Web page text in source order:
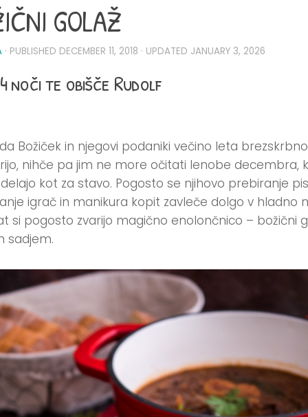
GOLAŽ
· PUBLISHED DECEMBER 11, 2018 · UPDATED JANUARY 3, 2026
noči te obišče Rudolf
Božiček in njegovi podaniki večino leta brezskrbno
nihče pa jim ne more očitati lenobe decembra,
kot za stavo. Pogosto se njihovo prebiranje
igrač in manikura kopit zavleče dolgo v hladno
si pogosto zvarijo magično enolončnico – božični
sadjem.